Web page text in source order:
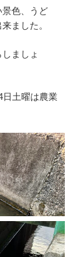
色、うど
ました。
ましょ
日土曜は農業